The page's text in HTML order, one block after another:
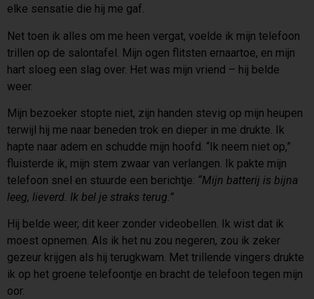
elke sensatie die hij me gaf.
Net toen ik alles om me heen vergat, voelde ik mijn telefoon
trillen op de salontafel. Mijn ogen flitsten ernaartoe, en mijn
hart sloeg een slag over. Het was mijn vriend – hij belde
weer.
Mijn bezoeker stopte niet, zijn handen stevig op mijn heupen
terwijl hij me naar beneden trok en dieper in me drukte. Ik
hapte naar adem en schudde mijn hoofd. “Ik neem niet op,”
fluisterde ik, mijn stem zwaar van verlangen. Ik pakte mijn
telefoon snel en stuurde een berichtje: “Mijn batterij is bijna
leeg, lieverd. Ik bel je straks terug.”
Hij belde weer, dit keer zonder videobellen. Ik wist dat ik
moest opnemen. Als ik het nu zou negeren, zou ik zeker
gezeur krijgen als hij terugkwam. Met trillende vingers drukte
ik op het groene telefoontje en bracht de telefoon tegen mijn
oor.